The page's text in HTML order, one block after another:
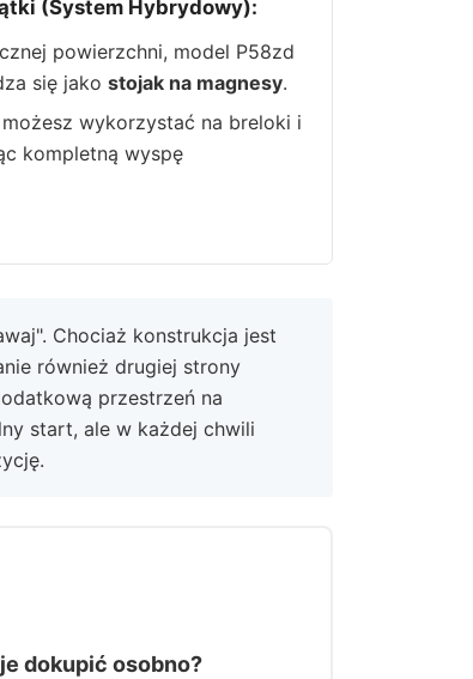
(System Hybrydowy):
powierzchni, model P58zd
się jako stojak na magnesy.
wykorzystać na breloki i
kompletną wyspę
Chociaż konstrukcja jest
również drugiej strony
przestrzeń na
start, ale w każdej chwili
dokupić osobno?